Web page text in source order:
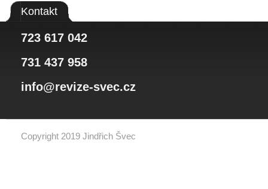
Kontakt
723 617 042
731 437 958
info@revize-svec.cz
Copyright 2019 Jindřich Švec